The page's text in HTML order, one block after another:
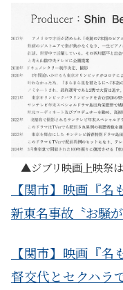
ジブリ映画上映祭
【関市】映画『
新東名事故〝お騒
【関市】映画『
督交代とセクハラ